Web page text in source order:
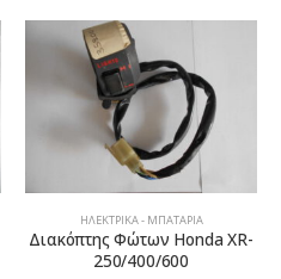
ΗΛΕΚΤΡΙΚΆ - ΜΠΑΤΑΡΊΑ
Διακόπτης Φώτων Honda XR-
250/400/600